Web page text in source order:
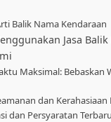
Balik Nama Kendaraan
Jasa Balik
Maksimal: Bebaskan
dan Kerahasiaan
dan Persyaratan Terbaru